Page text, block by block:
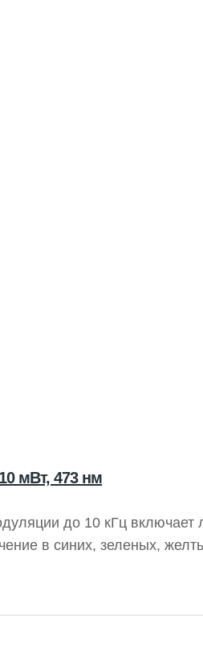
мВт, 473 нм
до 10 кГц
в синих, зеленых,
выходную мощность от 1 до
мод и низкую